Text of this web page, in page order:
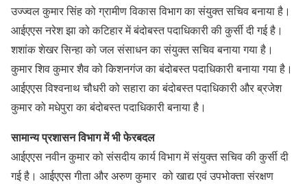
उज्ज्वल कुमार सिंह को ग्रामीण विकास विभाग का संयुक्त सचिव बनाया है।
आईएएस नरेश झा को कटिहार में बंदोबस्त पदाधिकारी की कुर्सी दी गई है।
शशांक शेखर सिन्हा को जल संसाधन का संयुक्त सचिव बनाया गया है।
कुमार शिव कुमार शैव को किशनगंज का बंदोबस्त पदाधिकारी बनाया गया है।
आईएएस विश्वनाथ चौधरी को सहारा का बंदोबस्त पदाधिकारी और ब्रजेश
कुमार को मधेपुरा का बंदोबस्त पदाधिकारी बनाया है।
सामान्य प्रशासन विभाग में भी फेरबदल
आईएएस नवीन कुमार को संसदीय कार्य विभाग में संयुक्त सचिव की कुर्सी दी
गई है। आईएएस गीता और अरुण कुमार को खाद्य एवं उपभोक्ता संरक्षण